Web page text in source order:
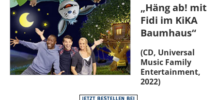
„Häng ab! mit
Fidi im KiKA
Baumhaus“
(CD, Universal
Music Family
Entertainment,
2022)